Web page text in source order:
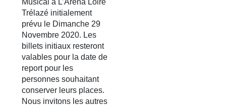
Musical à L’Arena Loire
Trélazé initialement
prévu le Dimanche 29
Novembre 2020. Les
billets initiaux resteront
valables pour la date de
report pour les
personnes souhaitant
conserver leurs places.
Nous invitons les autres